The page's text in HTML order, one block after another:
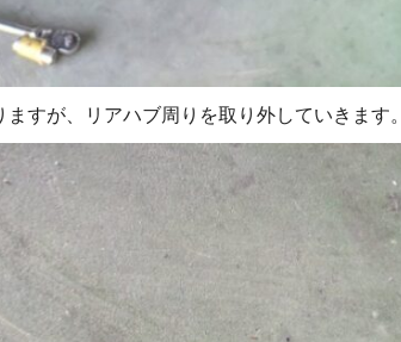
すが、リアハブ周りを取り外していきます。